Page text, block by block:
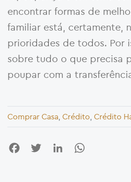
encontrar formas de
familiar está, certamente,
prioridades de todos. Por
sobre tudo o que precisa
poupar com a
Comprar Casa, Crédito, Crédito
FacebookTwitter LinkedIn